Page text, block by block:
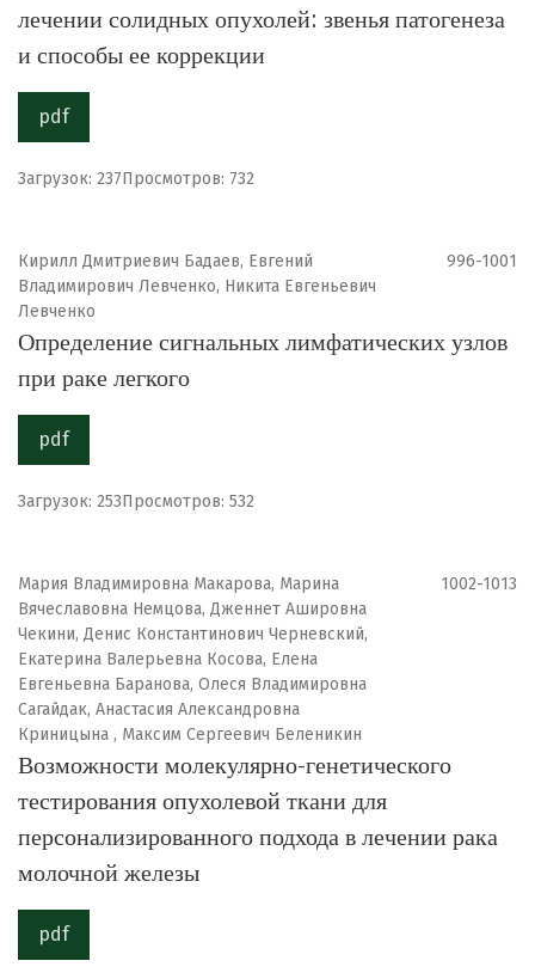
лечении солидных опухолей: звенья патогенеза
и способы ее коррекции
pdf
Загрузок: 237Просмотров: 732
Кирилл Дмитриевич Бадаев, Евгений
Владимирович Левченко, Никита Евгеньевич
Левченко
996-1001
Определение сигнальных лимфатических узлов
при раке легкого
pdf
Загрузок: 253Просмотров: 532
Мария Владимировна Макарова, Марина
Вячеславовна Немцова, Дженнет Ашировна
Чекини, Денис Константинович Черневский,
Екатерина Валерьевна Косова, Елена
Евгеньевна Баранова, Олеся Владимировна
Сагайдак, Анастасия Александровна
Криницына , Максим Сергеевич Беленикин
1002-1013
Возможности молекулярно-генетического
тестирования опухолевой ткани для
персонализированного подхода в лечении рака
молочной железы
pdf